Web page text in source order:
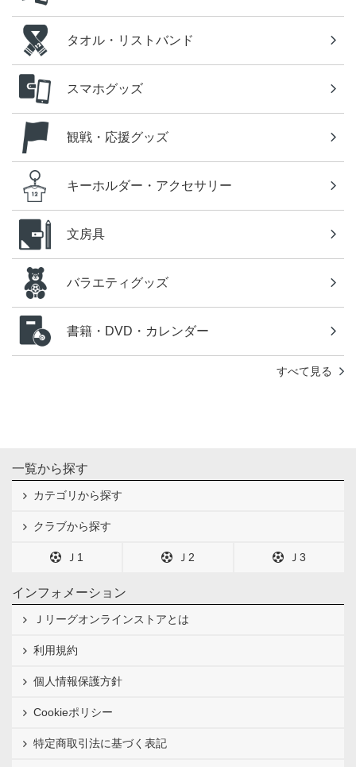
タオル・リストバンド
スマホグッズ
観戦・応援グッズ
キーホルダー・アクセサリー
文房具
バラエティグッズ
書籍・DVD・カレンダー
すべて見る
一覧から探す
カテゴリから探す
クラブから探す
Ｊ1 Ｊ2 Ｊ3
インフォメーション
Ｊリーグオンラインストアとは
利用規約
個人情報保護方針
Cookieポリシー
特定商取引法に基づく表記